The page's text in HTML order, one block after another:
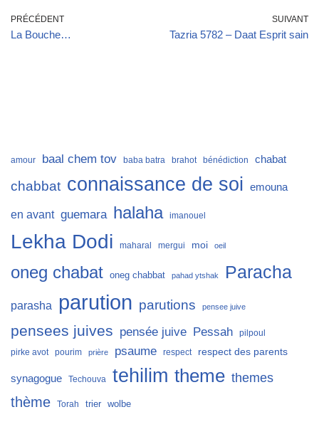
PRÉCÉDENT
La Bouche…
SUIVANT
Tazria 5782 – Daat Esprit sain
amour baal chem tov baba batra brahot bénédiction chabat
chabbat connaissance de soi emouna
en avant guemara halaha imanouel
Lekha Dodi maharal mergui moi oeil
oneg chabat oneg chabbat pahad ytshak Paracha
parasha parution parutions pensee juive
pensees juives pensée juive Pessah
pilpoul
pirke avot
pourim prière psaume respect respect des parents
synagogue Techouva tehilim theme themes
thème Torah trier wolbe